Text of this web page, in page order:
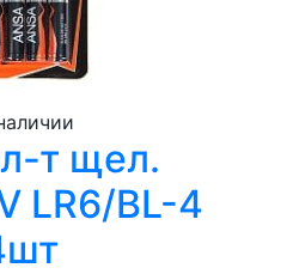
т щел.
LR6/BL-4